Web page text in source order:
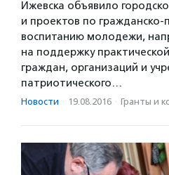
Ижевска объявило
и проектов по гражданско-
воспитанию молодежи,
на поддержку
граждан, организаций и
патриотического…
Новости · 19.08.2016 · Гранты и